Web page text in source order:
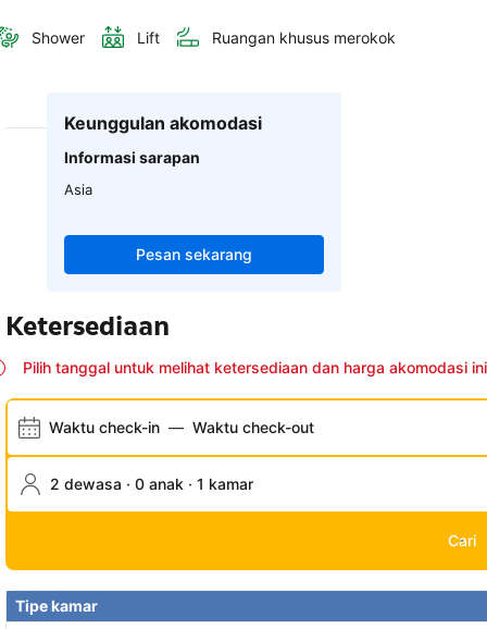
Shower Lift Ruangan khusus merokok
Keunggulan akomodasi
Informasi sarapan
Asia
Pesan sekarang
Ketersediaan
Pilih tanggal untuk melihat ketersediaan dan harga akomodasi ini
Waktu check-in — Waktu check-out
2 dewasa · 0 anak · 1 kamar
Cari
Tipe kamar